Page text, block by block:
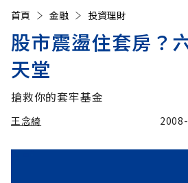
首頁 金融 投資理財
股市震盪住套房？
天堂
搶救你的套牢基金
王念綺